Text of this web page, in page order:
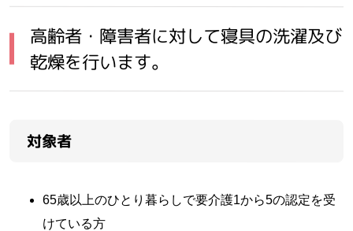
高齢者・障害者に対して寝具の洗濯及び
乾燥を行います。
対象者
65歳以上のひとり暮らしで要介護1から5の認定を受
けている方